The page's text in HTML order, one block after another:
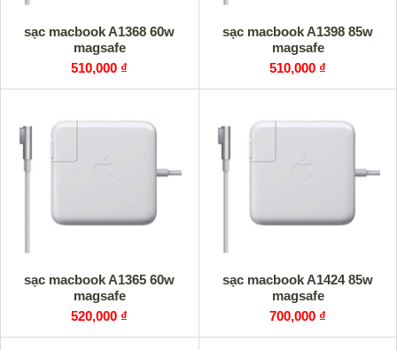
sạc macbook A1368 60w
magsafe
510,000 ₫
sạc macbook A1398 85w
magsafe
510,000 ₫
sạc macbook A1365 60w
magsafe
520,000 ₫
sạc macbook A1424 85w
magsafe
700,000 ₫